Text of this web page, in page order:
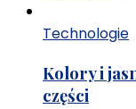
Technologie
Kolory i
części